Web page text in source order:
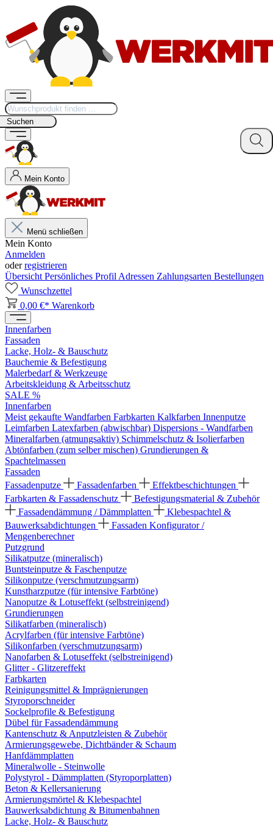
Suchen
Mein Konto
Menü schließen
Mein Konto
Anmelden
oderregistrieren
Übersicht Persönliches Profil Adressen Zahlungsarten Bestellungen
Wunschzettel
0,00 €* Warenkorb
Innenfarben
Fassaden
Lacke, Holz- & Bauschutz
Bauchemie & Befestigung
Malerbedarf & Werkzeuge
Arbeitskleidung & Arbeitsschutz
SALE %
Innenfarben
Meist gekaufte Wandfarben Farbkarten Kalkfarben Innenputze
Leimfarben Latexfarben (abwischbar) Dispersions - Wandfarben
Mineralfarben (atmungsaktiv) Schimmelschutz & Isolierfarben
Abtönfarben (zum selber mischen) Grundierungen &
Spachtelmassen
Fassaden
Fassadenputze
Fassadenfarben
Effektbeschichtungen
Farbkarten & Fassadenschutz
Befestigungsmaterial & Zubehör
Fassadendämmung / Dämmplatten
Klebespachtel &
Bauwerksabdichtungen
Fassaden Konfigurator /
Mengenberechner
Putzgrund
Silikatputze (mineralisch)
Buntsteinputze & Faschenputze
Silikonputze (verschmutzungsarm)
Kunstharzputze (für intensive Farbtöne)
Nanoputze & Lotuseffekt (selbstreinigend)
Grundierungen
Silikatfarben (mineralisch)
Acrylfarben (für intensive Farbtöne)
Silikonfarben (verschmutzungsarm)
Nanofarben & Lotuseffekt (selbstreinigend)
Glitter - Glitzereffekt
Farbkarten
Reinigungsmittel & Imprägnierungen
Styroporschneider
Sockelprofile & Befestigung
Dübel für Fassadendämmung
Kantenschutz & Anputzleisten & Zubehör
Armierungsgewebe, Dichtbänder & Schaum
Hanfdämmplatten
Mineralwolle - Steinwolle
Polystyrol - Dämmplatten (Styroporplatten)
Beton & Kellersanierung
Armierungsmörtel & Klebespachtel
Bauwerksabdichtung & Bitumenbahnen
Lacke, Holz- & Bauschutz